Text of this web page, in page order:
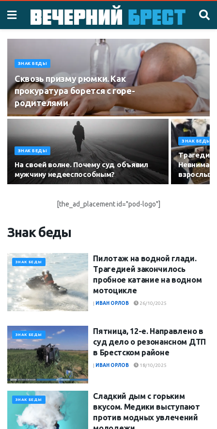
ЗНАК БЕДЫ
Сквозь призму рюмки. Как
прокуратура борется с горе-
родителями
ЗНАК БЕДЫ
На своей волне. Почему суд объявил
мужчину недееспособным?
ЗНАК БЕДЫ
Трагедия
взрослых
[the_ad_placement id="pod-logo"]
Знак беды
ЗНАК БЕДЫ
Пилотаж на водной глади.
Трагедией закончилось
пробное катание на водном
мотоцикле
| ИВАН ОРЛОВ 26/10/2025
ЗНАК БЕДЫ
Пятница, 12-е. Направлено в
суд дело о резонансном ДТП
в Брестском районе
| ИВАН ОРЛОВ 18/10/2025
ЗНАК БЕДЫ
Сладкий дым с горьким
вкусом. Медики выступают
против модных увлечений